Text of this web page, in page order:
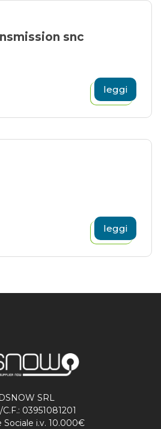
snc
leggi
leggi
DSNOW SRL
C.F.: 03951081201
Sociale i.v. 10.000€